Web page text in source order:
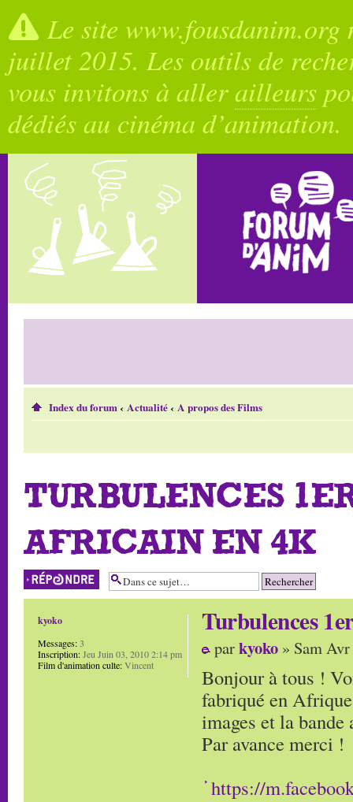
Le site
juillet 2015. Les outils de
vous invitons à allerailleurs
dédiés au cinéma d’animation.
Index du forum‹ Actualité‹ A propos des Films
TURBULENCES
AFRICAIN EN 4K
Répondre
Turbulences
parkyoko » Sam
Bonjour à tous !
fabriqué en
images et la bande
Par avance merci !
https://
kyoko
Messages:3
Inscription:Jeu Juin 03, 2010 2:14 pm
Film d'animation culte:Vincent